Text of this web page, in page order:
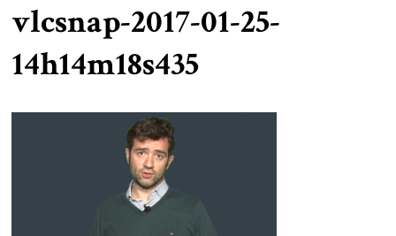
vlcsnap-2017-01-25-
14h14m18s435